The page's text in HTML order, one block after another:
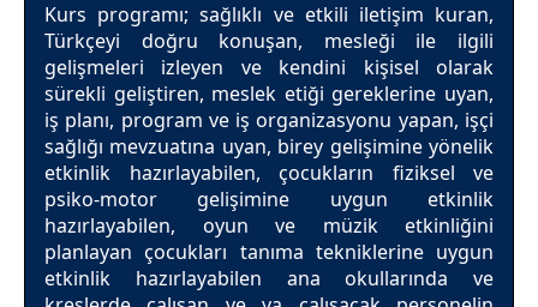
Kurs programı; sağlıklı ve etkili iletişim kuran,
Türkçeyi doğru konuşan, mesleği ile ilgili
gelişmeleri izleyen ve kendini kişisel olarak
sürekli geliştiren, meslek etiği gereklerine uyan,
iş planı, program ve iş organizasyonu yapan, işçi
sağlığı mevzuatına uyan, birey gelişimine yönelik
etkinlik hazırlayabilen, çocukların fiziksel ve
psiko-motor gelişimine uygun etkinlik
hazırlayabilen, oyun ve müzik etkinliğini
planlayan çocukları tanıma tekniklerine uygun
etkinlik hazırlayabilen ana okullarında ve